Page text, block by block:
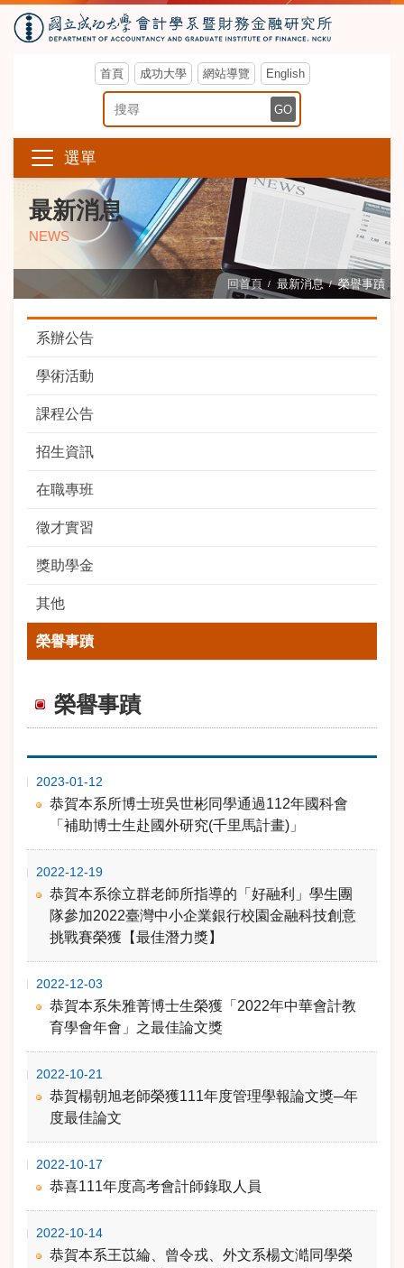
首頁 成功大學 網站導覽 English
搜尋關鍵字 GO
選單
最新消息
NEWS
回首頁 最新消息 榮譽事蹟
系辦公告
學術活動
課程公告
招生資訊
在職專班
徵才實習
獎助學金
其他
榮譽事蹟
榮譽事蹟
標 題
恭賀本系所博士班吳世彬同學通過112年國科會
「補助博士生赴國外研究(千里馬計畫)」
2023-01-12
恭賀本系徐立群老師所指導的「好融利」學生團
隊參加2022臺灣中小企業銀行校園金融科技創意
挑戰賽榮獲【最佳潛力獎】
2022-12-19
恭賀本系朱雅菁博士生榮獲「2022年中華會計教
育學會年會」之最佳論文獎
2022-12-03
恭賀楊朝旭老師榮獲111年度管理學報論文獎─年
度最佳論文
2022-10-21
恭喜111年度高考會計師錄取人員
2022-10-17
恭賀本系王苡綸、曾令戎、外文系楊文澔同學榮
2022-10-14